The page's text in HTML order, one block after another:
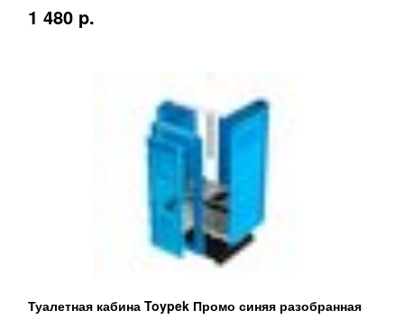
1 480 p.
Туалетная кабина Toypek Промо синяя разобранная